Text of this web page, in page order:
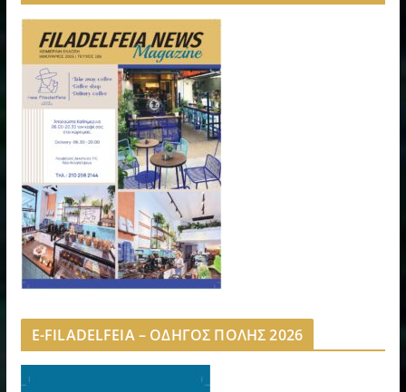
E-FILADELFEIA – ΟΔΗΓΟΣ ΠΟΛΗΣ 2026